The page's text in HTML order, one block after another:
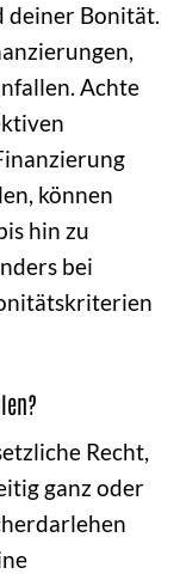
deiner Bonität.
Achte
können
hin zu
bei
Recht,
ganz oder